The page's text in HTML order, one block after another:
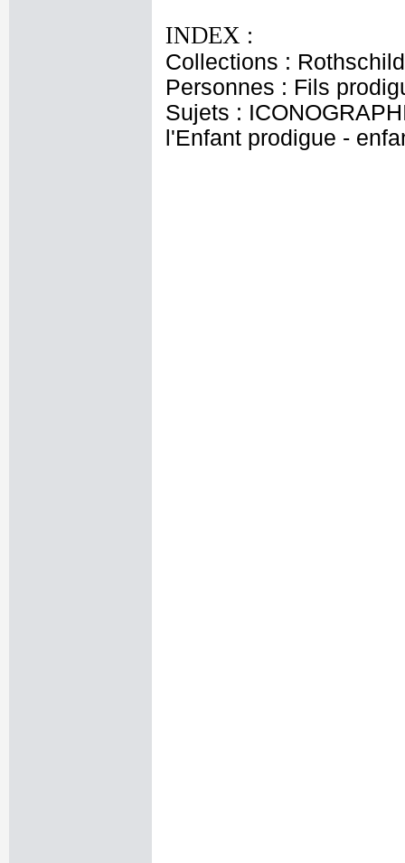
INDEX :
Collections :
Personnes : Fils
Sujets :
l'Enfant prodigue -